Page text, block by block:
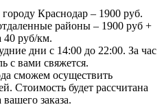
Краснодар – 1900 руб.
районы – 1900 руб +
40 руб/км.
дни с 14:00 до 22:00. За час
с вами свяжется.
сможем осуществить
Стоимость будет рассчитана
заказа.